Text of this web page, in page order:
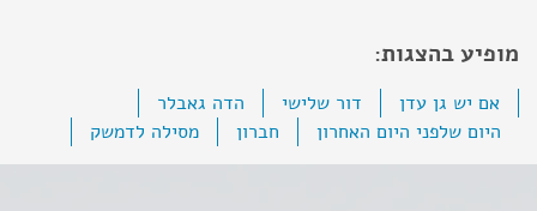
מופיע בהצגות:
אם יש גן עדן דור שלישי
הדה גאבלר
היום שלפני היום האחרון
חברון מסילה לדמשק